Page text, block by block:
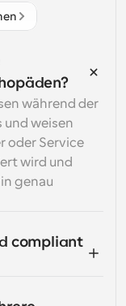
während der
weisen
oder Service
wird und
genau
compliant